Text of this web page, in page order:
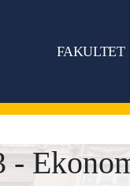
FAKULTET
-